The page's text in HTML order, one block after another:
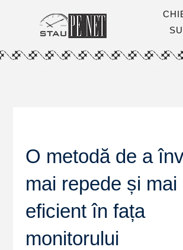
O metodă de a
mai repede și mai
eficient în fața
monitorului